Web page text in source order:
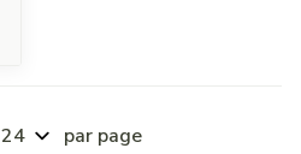
par page